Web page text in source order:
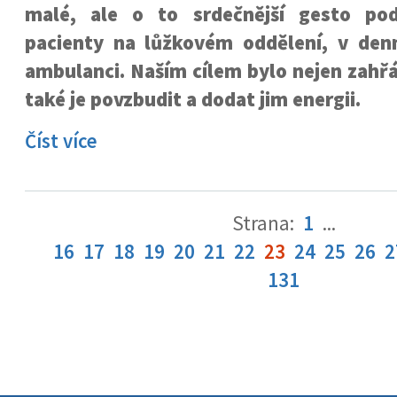
malé, ale o to srdečnější gesto
pacienty na lůžkovém oddělení, v
ambulanci. Naším cílem bylo nejen
také je povzbudit a dodat jim energii.
Číst více
Strana: 1 ...
16 17 18 19 20 21 22 23 24 25 26
131